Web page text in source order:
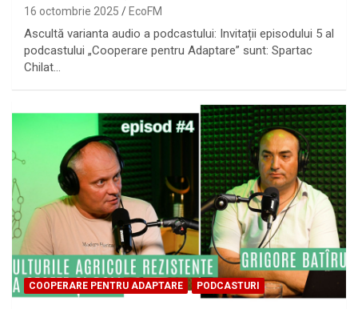
16 octombrie 2025 EcoFM
Ascultă varianta audio a podcastului: Invitații episodului 5 al
podcastului „Cooperare pentru Adaptare” sunt: Spartac
Chilat…
COOPERARE PENTRU ADAPTARE PODCASTURI